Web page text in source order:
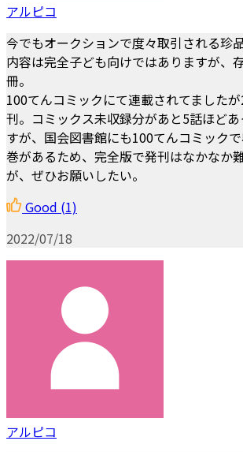
アルピコ
今でもオークションで度々取引される珍品
内容は完全子ども向けではありますが、
冊。
100てんコミックにて連載されてました
刊。コミックス未収録分があと5話ほど
すが、国会図書館にも100てんコミック
巻があるため、完全版で発刊はなかなか
が、ぜひお願いしたい。
Good (1)
2022/07/18
アルピコ